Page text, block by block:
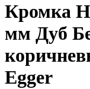
Кромка
мм Дуб
Egger